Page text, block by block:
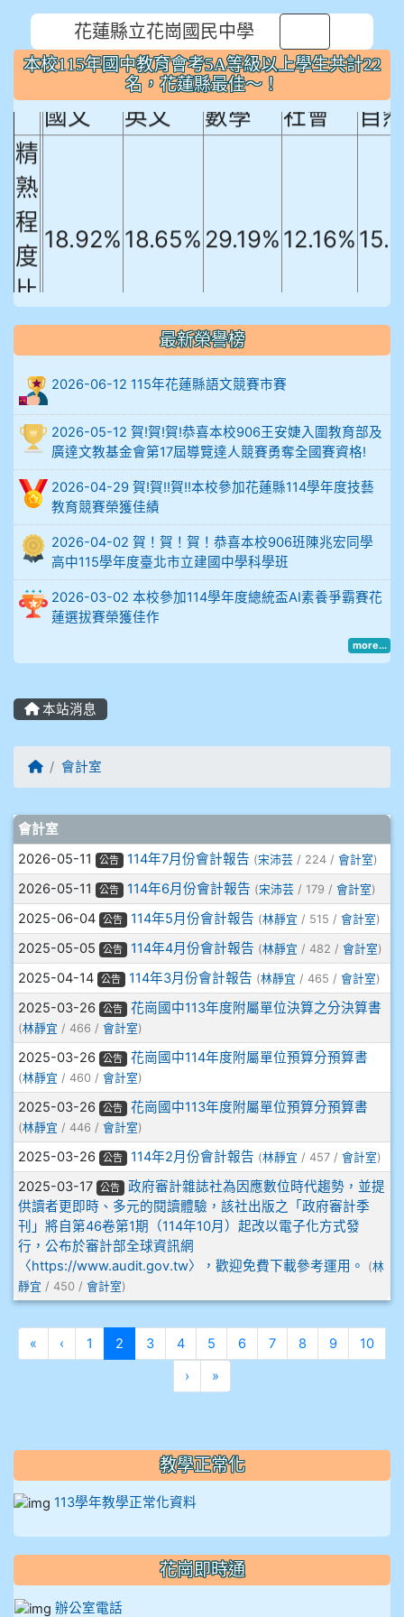
花蓮縣立花崗國民中學
本校115年國中教育會考5A等級以上學生共計22
名，花蓮縣最佳～！
本校115年國中教育會考5A等級以上
學生共計22名，花蓮縣最佳～！
國文
英文 數學 社會
自
精
熟
程
度
比
例
18.92% 18.65% 29.19% 12.16%
906陳兆宏 5A10+ 作文5
912余 嘉 5A10+
914謝佩臻 5A10+
902蘇奕愷
903陳品帆
904彭子庭
905蔣昇和
905周沛蓉
905鄭瑀安
906江彥臻
907張晏寧
908彭主豪
909林柏翰
909林玉楓
909林朝智
910謝尚橙
910呂芃澔
910溫婕伶
911王祉傑
911張 婷
912彭子宸
914王苡澄
最新榮譽榜
2026-06-12 115年花蓮縣語文競賽市賽
2026-05-12 賀!賀!賀!恭喜本校906王安婕入圍教育部及
廣達文教基金會第17屆導覽達人競賽勇奪全國賽資格!
2026-04-29 賀!賀!!賀!!本校參加花蓮縣114學年度技藝
教育競賽榮獲佳績
2026-04-02 賀！賀！賀！恭喜本校906班陳兆宏同學
高中115學年度臺北市立建國中學科學班
2026-03-02 本校參加114學年度總統盃AI素養爭霸賽花
蓮選拔賽榮獲佳作
more...
本站消息
回首頁會計室
文章列表
會計室
2026-05-11 公告 114年7月份會計報告 (宋沛芸/ 224 / 會計室)
2026-05-11 公告 114年6月份會計報告 (宋沛芸/ 179 / 會計室)
2025-06-04 公告 114年5月份會計報告 (林靜宜 / 515 / 會計室)
2025-05-05 公告 114年4月份會計報告 (林靜宜 / 482 / 會計室)
2025-04-14 公告 114年3月份會計報告 (林靜宜 / 465 / 會計室)
2025-03-26 公告 花崗國中113年度附屬單位決算之分決算書
(林靜宜 / 466 / 會計室)
2025-03-26 公告 花崗國中114年度附屬單位預算分預算書
(林靜宜 / 460 / 會計室)
2025-03-26 公告 花崗國中113年度附屬單位預算分預算書
(林靜宜 / 446 / 會計室)
2025-03-26 公告 114年2月份會計報告 (林靜宜 / 457 / 會計室)
2025-03-17 公告
政府審計雜誌社為因應數位時代趨勢，並提
供讀者更即時、多元的閱讀體驗，該社出版之「政府審計季
刊」將自第46卷第1期（114年10月）起改以電子化方式發
行，公布於審計部全球資訊網
〈https://www.audit.gov.tw〉，歡迎免費下載參考運用。
(林
靜宜 / 450 / 會計室)
« 第一頁
‹ 上一頁
1 2 (目前頁次)
3 4 5 6 7 8 9
10
›下一頁
»最後頁
教學正常化
113學年教學正常化資料
花崗即時通
辦公室電話